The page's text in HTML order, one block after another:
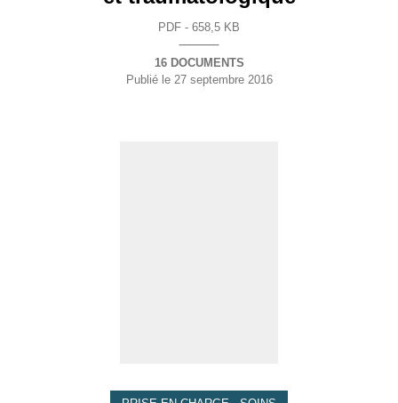
PDF - 658,5 KB
16 DOCUMENTS
Publié le27 septembre 2016